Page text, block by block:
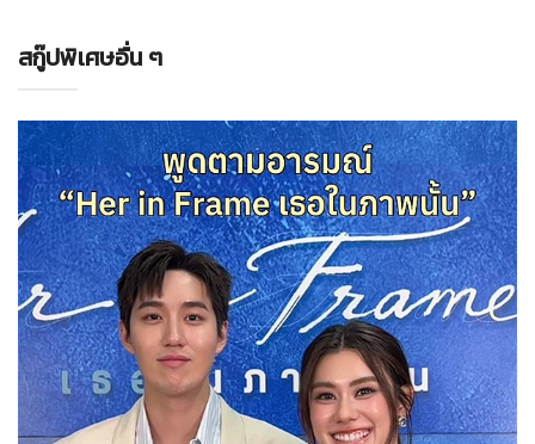
สกู๊ปพิเศษอื่น ๆ